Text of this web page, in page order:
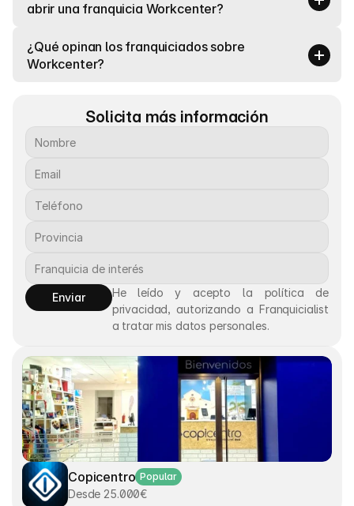
abrir una franquicia Workcenter?
¿Qué opinan los franquiciados sobre
Workcenter?
Solicita más información
Enviar
He leído y acepto la política de
privacidad, autorizando a Franquicialist
a tratar mis datos personales.
Copicentro Popular
Desde 25.000€